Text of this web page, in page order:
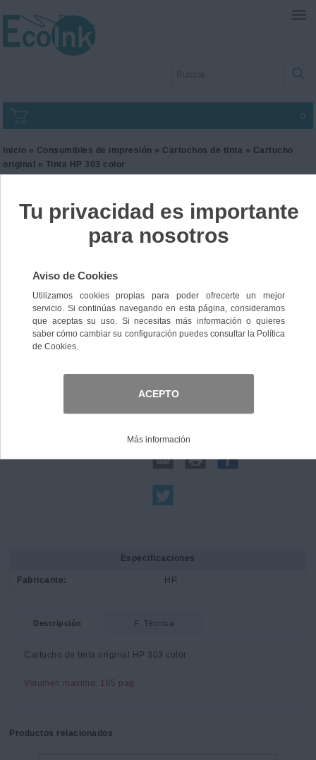
0
Inicio » Consumibles de impresión » Cartuchos de tinta » Cartucho
original
» Tinta HP 303 color
Tinta HP 303 color
Ref. T6N01AE
Comprar
Especificaciones
Fabricante: HP.
Descripción F. Técnica
Cartucho de tinta original HP 303 color
Volumen máximo: 165 pag.
Productos relacionados